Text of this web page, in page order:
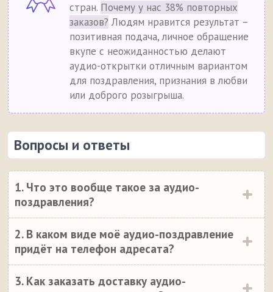
стран. Почему у нас 38% повторных
заказов? Людям нравится результат –
позитивная подача, личное обращение
вкупе с неожиданностью делают
аудио-открытки отличным вариантом
для поздравления, признания в любви
или доброго розыгрыша.
Вопросы и ответы
1. Что это вообще такое за аудио-
поздравления?
2. В каком виде моё аудио-поздравление
придёт на телефон адресата?
3. Как заказать доставку аудио-